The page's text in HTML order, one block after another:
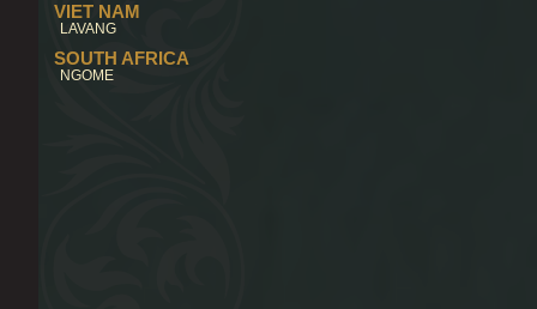
VIET NAM
LAVANG
SOUTH AFRICA
NGOME